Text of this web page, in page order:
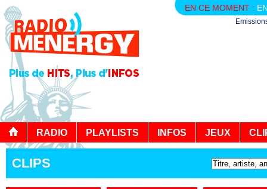
EN CE MOMENT :
RADIO PLAYLISTS INFOS JEUX
CLIPS